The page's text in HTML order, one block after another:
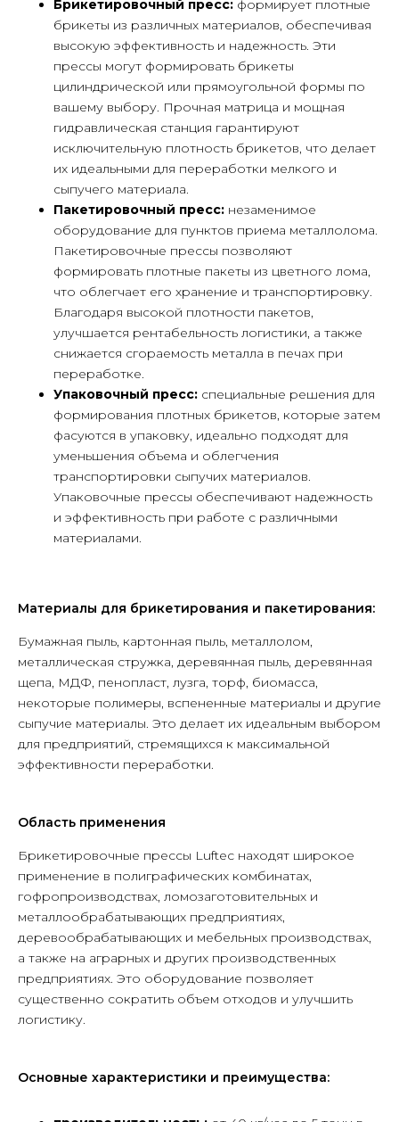
Брикетировочный пресс: формирует плотные
брикеты из различных материалов, обеспечивая
высокую эффективность и надежность. Эти
прессы могут формировать брикеты
цилиндрической или прямоугольной формы по
вашему выбору. Прочная матрица и мощная
гидравлическая станция гарантируют
исключительную плотность брикетов, что делает
их идеальными для переработки мелкого и
сыпучего материала.
Пакетировочный пресс: незаменимое
оборудование для пунктов приема металлолома.
Пакетировочные прессы позволяют
формировать плотные пакеты из цветного лома,
что облегчает его хранение и транспортировку.
Благодаря высокой плотности пакетов,
улучшается рентабельность логистики, а также
снижается сгораемость металла в печах при
переработке.
Упаковочный пресс: специальные решения для
формирования плотных брикетов, которые затем
фасуются в упаковку, идеально подходят для
уменьшения объема и облегчения
транспортировки сыпучих материалов.
Упаковочные прессы обеспечивают надежность
и эффективность при работе с различными
материалами.
Материалы для брикетирования и пакетирования:
Бумажная пыль, картонная пыль, металлолом,
металлическая стружка, деревянная пыль, деревянная
щепа, МДФ, пенопласт, лузга, торф, биомасса,
некоторые полимеры, вспененные материалы и другие
сыпучие материалы. Это делает их идеальным выбором
для предприятий, стремящихся к максимальной
эффективности переработки.
Область применения
Брикетировочные прессы Luftec находят широкое
применение в полиграфических комбинатах,
гофропроизводствах, ломозаготовительных и
металлообрабатывающих предприятиях,
деревообрабатывающих и мебельных производствах,
а также на аграрных и других производственных
предприятиях. Это оборудование позволяет
существенно сократить объем отходов и улучшить
логистику.
Основные характеристики и преимущества:
+7 495 225 50 45